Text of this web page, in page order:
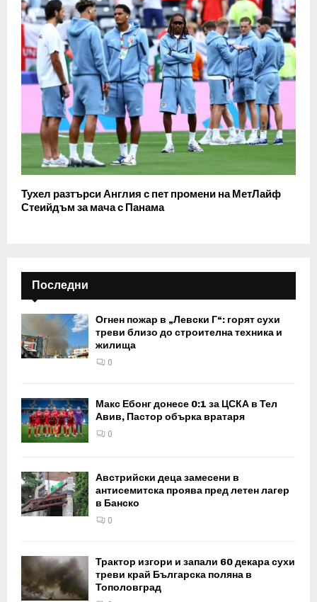
Тухел разтърси Англия с пет промени на МетЛайф
Стеийдъм за мача с Панама
Последни
Огнен пожар в „Левски Г“: горят сухи
треви близо до строителна техника и
жилища
0
Макс Ебонг донесе 0:1 за ЦСКА в Тел
Авив, Пастор обърка вратаря
0
Австрийски деца замесени в
антисемитска проява пред летен лагер
в Банско
0
Трактор изгори и запали 60 декара сухи
треви край Българска поляна в
Тополовград